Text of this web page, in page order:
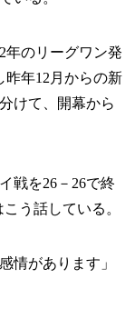
のリーグワン発
昨年12月からの新
けて、開幕から
戦を26－26で終
う話している。
情があります」